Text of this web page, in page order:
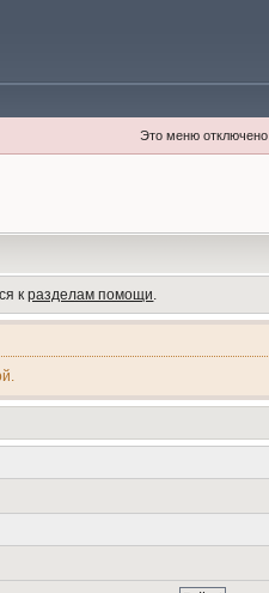
Это меню отключено
кразделам помощи.